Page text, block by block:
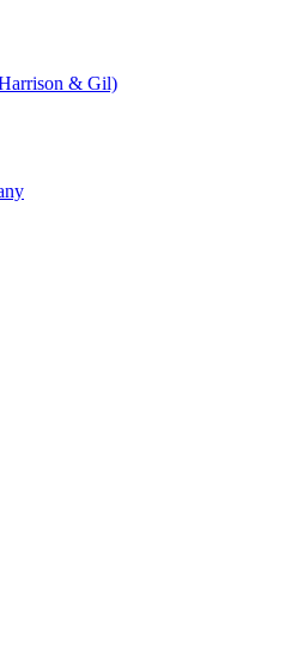
& Gil)